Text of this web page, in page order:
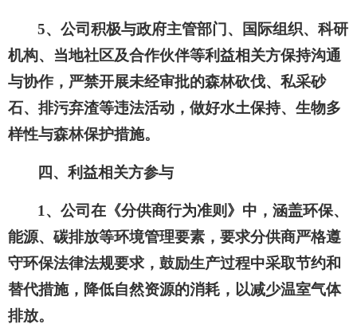
5、公司积极与政府主管部门、国际组织、科研
机构、当地社区及合作伙伴等利益相关方保持沟通
与协作，严禁开展未经审批的森林砍伐、私采砂
石、排污弃渣等违法活动，做好水土保持、生物多
样性与森林保护措施。
四、利益相关方参与
1、公司在《分供商行为准则》中，涵盖环保、
能源、碳排放等环境管理要素，要求分供商严格遵
守环保法律法规要求，鼓励生产过程中采取节约和
替代措施，降低自然资源的消耗，以减少温室气体
排放。